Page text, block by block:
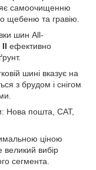
самоочищенню
щебеню та гравію.
шин All-
II ефективно
шині вказує на
з брудом і снігом
Нова пошта, САТ,
ціною
вибір
сегмента.